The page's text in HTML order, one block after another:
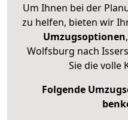
Um Ihnen bei der
zu helfen, bieten wir
Umzugsoptionen
Wolfsburg nach
Sie die volle
Folgende